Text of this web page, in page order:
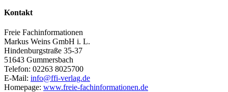
Kontakt
Freie Fachinformationen
Markus Weins GmbH i. L.
Hindenburgstraße 35-37
51643 Gummersbach
Telefon: 02263 8025700
E-Mail: info@ffi-verlag.de
Homepage: www.freie-fachinformationen.de